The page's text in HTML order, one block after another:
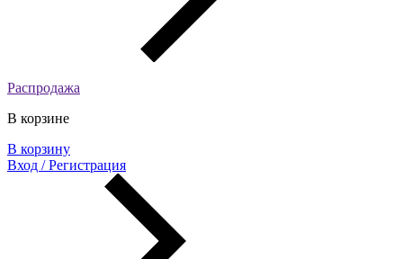
Распродажа
В корзине
В корзину
Вход / Регистрация